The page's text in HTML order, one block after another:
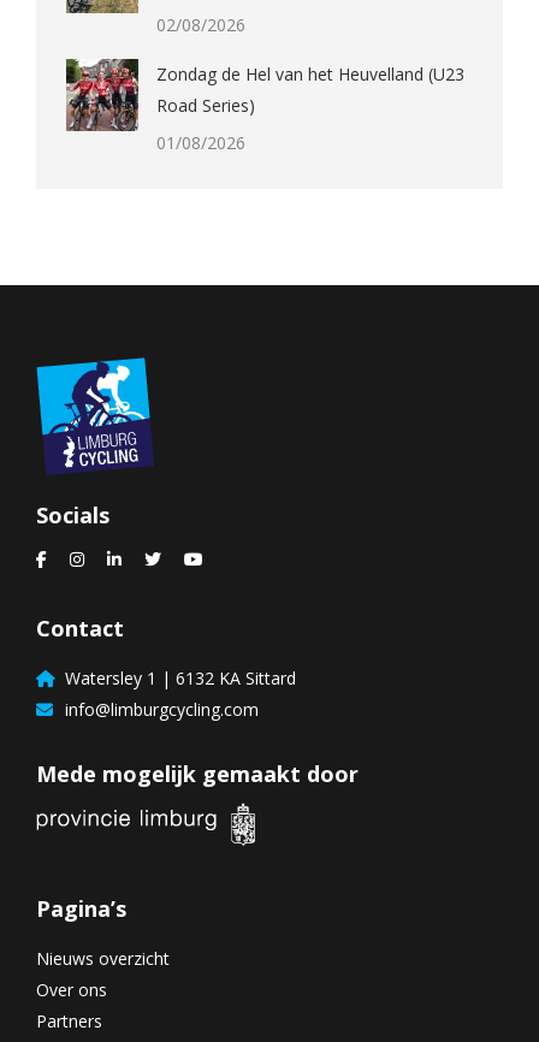
02/08/2026
Zondag de Hel van het Heuvelland (U23
Road Series)
01/08/2026
Socials
Contact
Watersley 1 | 6132 KA Sittard
info@limburgcycling.com
Mede mogelijk gemaakt door
Pagina’s
Nieuws overzicht
Over ons
Partners